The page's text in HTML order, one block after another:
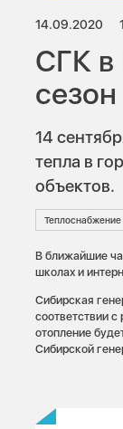
14.09.2020
СГК в
14
тепла в
объектов.
Теплоснабжение
В ближайшие
школах и
Сибирская
соответствии
отопление
Сибирской